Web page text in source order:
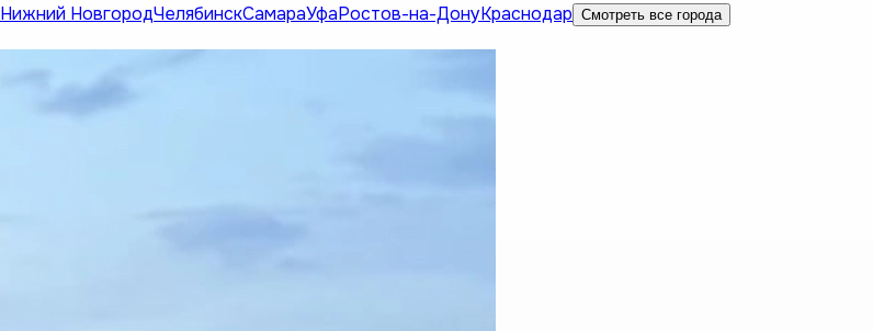
Нижний НовгородЧелябинскСамараУфаРостов-на-ДонуКраснодар Смотреть все города